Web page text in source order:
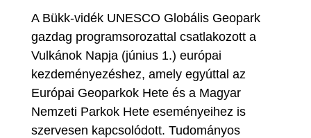
A Bükk-vidék UNESCO Globális Geopark
gazdag programsorozattal csatlakozott a
Vulkánok Napja (június 1.) európai
kezdeményezéshez, amely egyúttal az
Európai Geoparkok Hete és a Magyar
Nemzeti Parkok Hete eseményeihez is
szervesen kapcsolódott. Tudományos